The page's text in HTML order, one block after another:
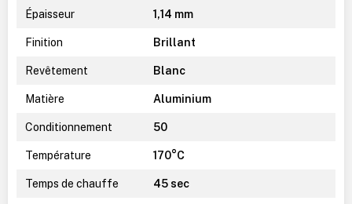
Épaisseur 1,14 mm
Finition Brillant
Revêtement Blanc
Matière Aluminium
Conditionnement 50
Température 170°C
Temps de chauffe 45 sec